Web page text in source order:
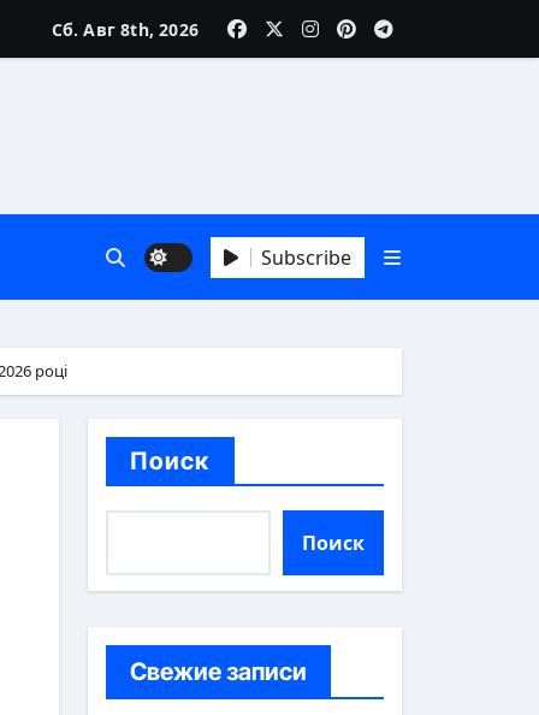
Сб. Авг 8th, 2026
Subscribe
році
Поиск
Поиск
Свежие записи